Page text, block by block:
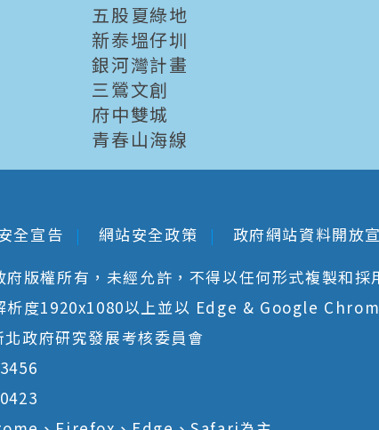
五股夏綠地
新泰塭仔圳
銀河灣計畫
三鶯文創
府中雙城
青春山海線
全宣告
網站安全政策 政府網站資料開放
版權所有，未經允許，不得以任何形式複製和採
析度1920x1080以上並以 Edge & Google
政府研究發展考核委員會